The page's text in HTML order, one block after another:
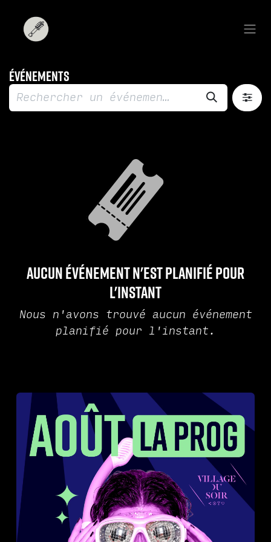
Événements
Aucun événement n'est planifié pour
l'instant
Nous n'avons trouvé aucun événement
planifié pour l'instant.